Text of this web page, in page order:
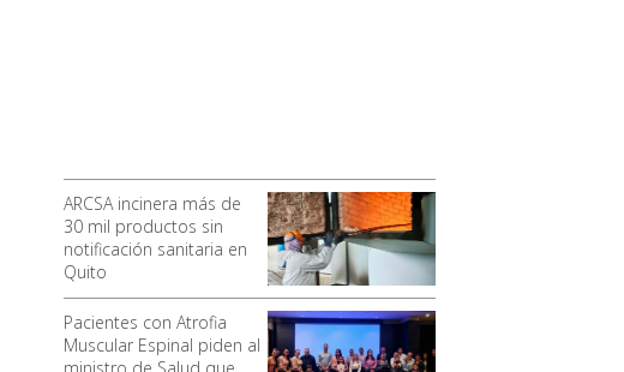
ARCSA incinera más de
30 mil productos sin
notificación sanitaria en
Quito
Pacientes con Atrofia
Muscular Espinal piden al